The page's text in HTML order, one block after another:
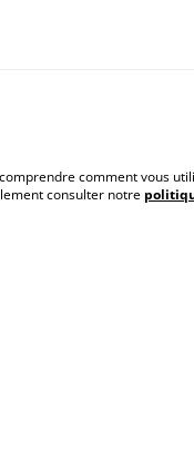
Politique de
comment vous
consulter notre